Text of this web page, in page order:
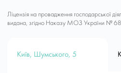
Ліцензія на провадження господарської
видана, згідно Наказу МОЗ України №
Київ, Шумського, 5